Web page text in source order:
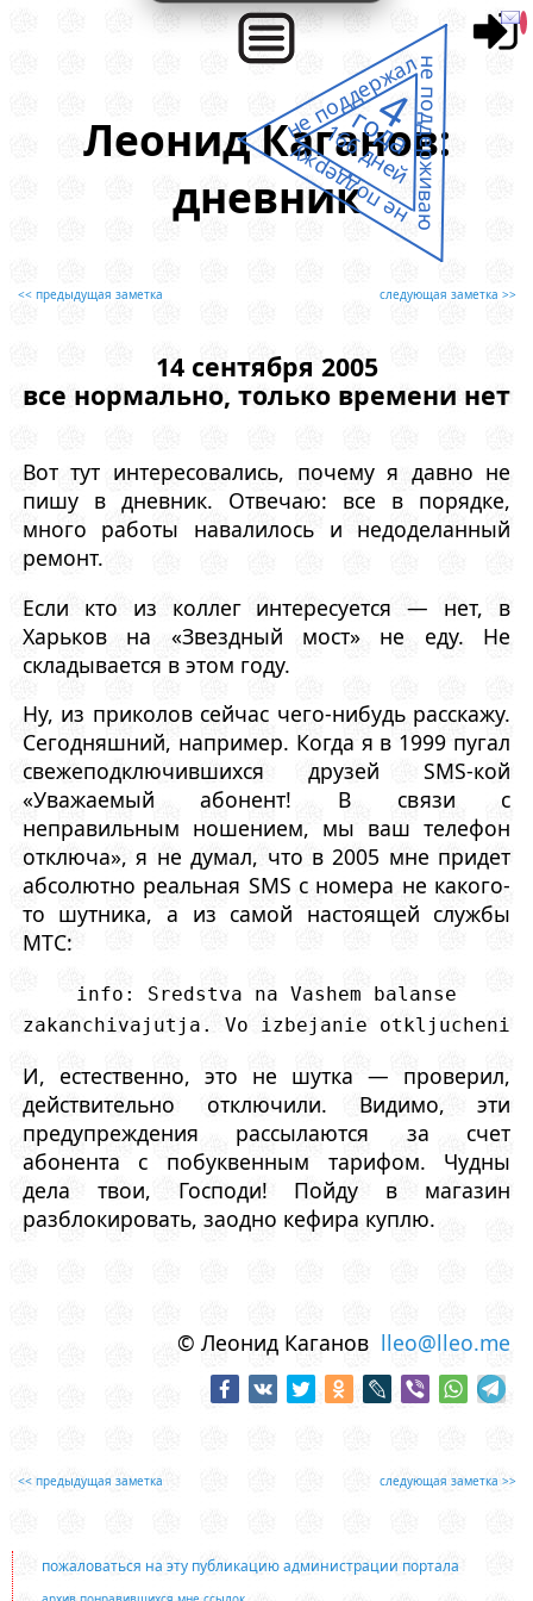
Леонид Каганов:
дневник
<< предыдущая заметка следующая заметка >>
14 сентября 2005
все нормально, только времени нет
Вот тут интересовались, почему я давно не
пишу в дневник. Отвечаю: все в порядке,
много работы навалилось и недоделанный
ремонт.
Если кто из коллег интересуется — нет, в
Харьков на «Звездный мост» не еду. Не
складывается в этом году.
Ну, из приколов сейчас чего-нибудь расскажу.
Сегодняшний, например. Когда я в 1999 пугал
свежеподключившихся друзей SMS-кой
«Уважаемый абонент! В связи с
неправильным ношением, мы ваш телефон
отключа», я не думал, что в 2005 мне придет
абсолютно реальная SMS с номера не какого-
то шутника, а из самой настоящей службы
МТС:
info: Sredstva na Vashem balanse
zakanchivajutja. Vo izbejanie otkljucheni
И, естественно, это не шутка — проверил,
действительно отключили. Видимо, эти
предупреждения рассылаются за счет
абонента с побуквенным тарифом. Чудны
дела твои, Господи! Пойду в магазин
разблокировать, заодно кефира куплю.
© Леонид Каганов lleo@lleo.me
<< предыдущая заметка следующая заметка >>
пожаловаться на эту публикацию администрации портала
не поддержалне поддерживаю
не поддержу
4
года
166 дней